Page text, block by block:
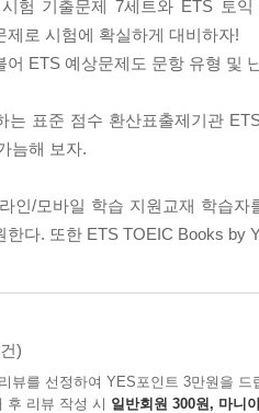
험 기출문제 7세트와 ETS 토
제로 시험에 확실하게 대비하자!
어 ETS 예상문제도 문항 유형 및
는 표준 점수 환산표출제기관
늠해 보자.
인/모바일 학습 지원교재 학습
한다. 또한 ETS TOEIC Books by
)
뷰를 선정하여 YES포인트 3만원을 드
후 리뷰 작성 시 일반회원 300원, 마니